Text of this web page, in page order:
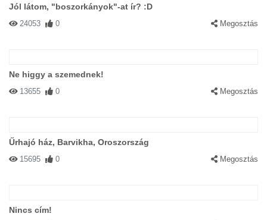
Jól látom, "boszorkányok"-at ír? :D
24053 0 Megosztás
Ne higgy a szemednek!
13655 0 Megosztás
Űrhajó ház, Barvikha, Oroszország
15695 0 Megosztás
Nincs cím!